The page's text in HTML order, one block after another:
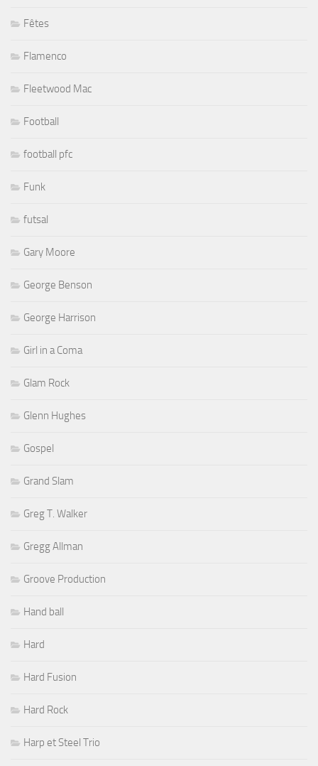
Fêtes
Flamenco
Fleetwood Mac
Football
football pfc
Funk
futsal
Gary Moore
George Benson
George Harrison
Girl in a Coma
Glam Rock
Glenn Hughes
Gospel
Grand Slam
Greg T. Walker
Gregg Allman
Groove Production
Hand ball
Hard
Hard Fusion
Hard Rock
Harp et Steel Trio